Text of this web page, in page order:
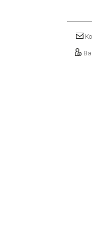
Könnern, Stadt
Köthen (Anhalt),
Kroppenstedt, Stadt